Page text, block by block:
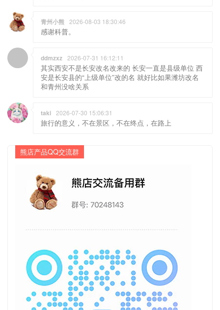
青州小熊 2026-08-03 18:30:46
感谢科普。
ddmzxz 2026-07-31 16:12:11
其实西安不是长安改名改来的 长安一直是县级单位 西
安是长安县的“上级单位”改的名 就好比如果潍坊改名
和青州没啥关系
taki 2026-07-30 15:06:31
旅行的意义，不在景区，不在终点，在路上
熊店产品QQ交流群